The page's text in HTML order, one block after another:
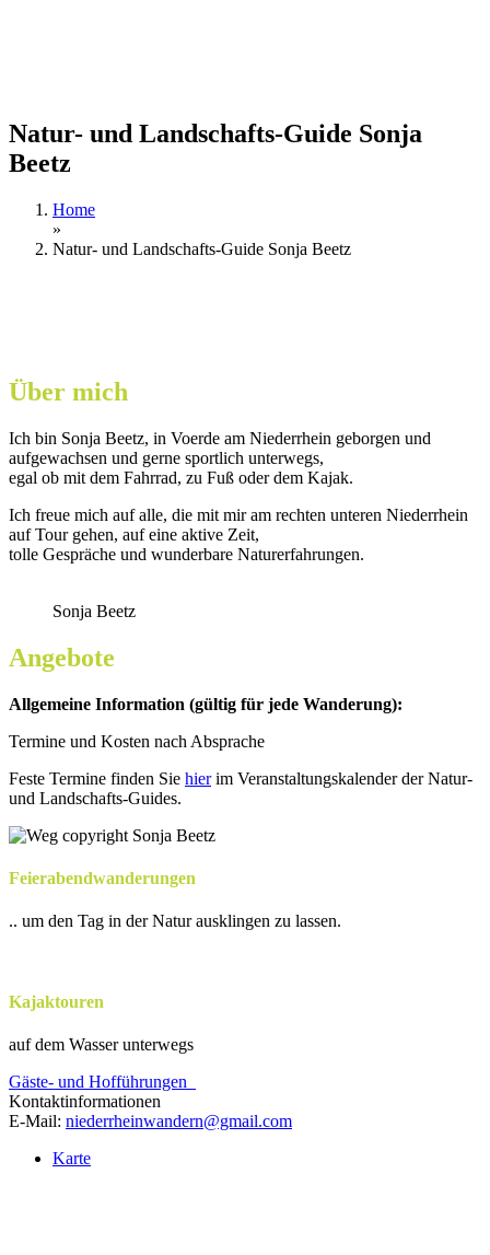
Natur- und Landschafts-Guide Sonja
Beetz
Home
»
Natur- und Landschafts-Guide Sonja Beetz
Über mich
Ich bin Sonja Beetz, in Voerde am Niederrhein geborgen und
aufgewachsen und gerne sportlich unterwegs,
egal ob mit dem Fahrrad, zu Fuß oder dem Kajak.
Ich freue mich auf alle, die mit mir am rechten unteren Niederrhein
auf Tour gehen, auf eine aktive Zeit,
tolle Gespräche und wunderbare Naturerfahrungen.
Sonja Beetz
Angebote
Allgemeine Information (gültig für jede Wanderung):
Termine und Kosten nach Absprache
Feste Termine finden Sie hierim Veranstaltungskalender der Natur-
und Landschafts-Guides.
Feierabendwanderungen
.. um den Tag in der Natur ausklingen zu lassen.
Kajaktouren
auf dem Wasser unterwegs
Gäste- und Hofführungen
Kontaktinformationen
E-Mail: niederrheinwandern@gmail.com
Karte